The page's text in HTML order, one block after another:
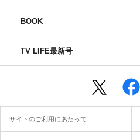
BOOK
TV LIFE最新号
サイトのご利用にあたって